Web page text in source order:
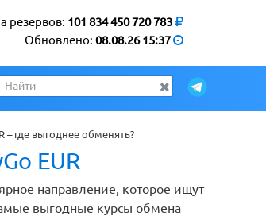
резервов: 101 834 450 720 783
Обновлено: 08.08.26 15:37
– где выгоднее обменять?
EUR
направление, которое ищут
выгодные курсы обмена